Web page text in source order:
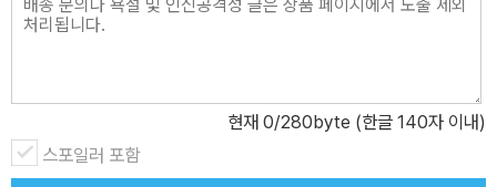
기, 그리고 소원을 적어 넣으면 이루어주는 소원우체통까지. 날마다
변화해 간다. 잠꾸러기가 꼭두새벽부터 스스로 일어나고, 말썽쟁이가
얌전해지고, 학교에 재미를 못 붙이던 떼쟁이, 짜증쟁이, 외톨이 들이
저절로 ‘학교 가자!’ 노래하게 된다. 한편, 아이들 손님을 몽땅 빼앗긴
현재 0/280byte (한글 140자 이내)
스포일러 포함